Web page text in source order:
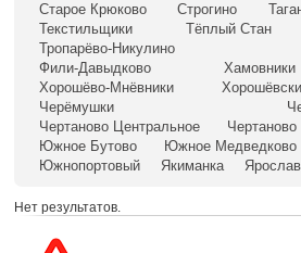
Старое Крюково
Строгино
Текстильщики
Тёплый Стан
Тропарёво-Никулино
Фили-Давыдково
Хамовники
Хорошёво-Мнёвники
Черёмушки
Чертаново Центральное
Южное Бутово
Южное Медведково
Южнопортовый
Якиманка
Нет результатов.